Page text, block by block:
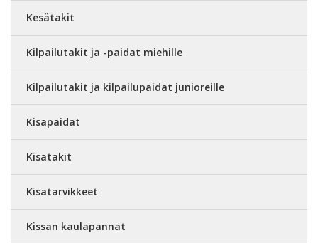
Kesätakit
Kilpailutakit ja -paidat miehille
Kilpailutakit ja kilpailupaidat junioreille
Kisapaidat
Kisatakit
Kisatarvikkeet
Kissan kaulapannat